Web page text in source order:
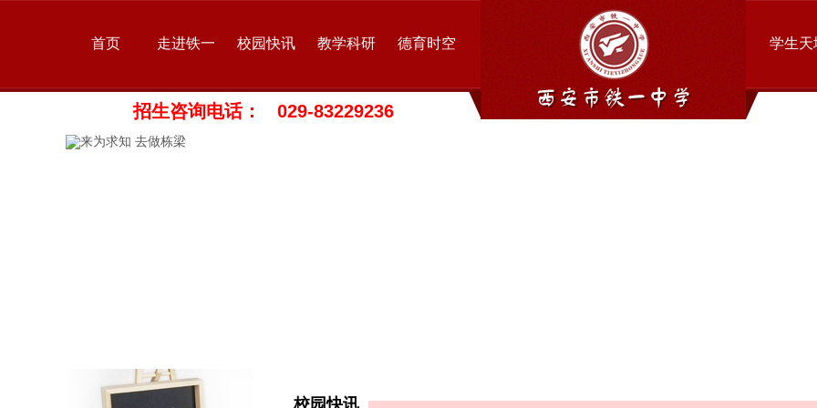
首页 走进铁一 校园快讯 教学科研 德育时空 学生天
招生咨询电话： 029-83229236
校园快讯